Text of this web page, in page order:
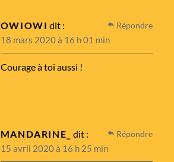
OWIOWI dit :
18 mars 2020 à 16 h 01 min
Courage à toi aussi !
Répondre
MANDARINE_ dit :
15 avril 2020 à 16 h 25 min
Répondre